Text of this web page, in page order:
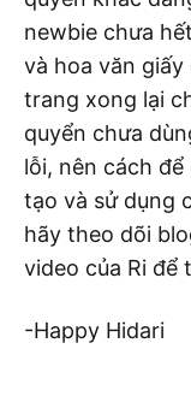
newbie chưa
và hoa văn
trang xong lại
quyển chưa
lỗi, nên cách
tạo và sử dụng
hãy theo dõi
video của Ri để
-Happy Hidari